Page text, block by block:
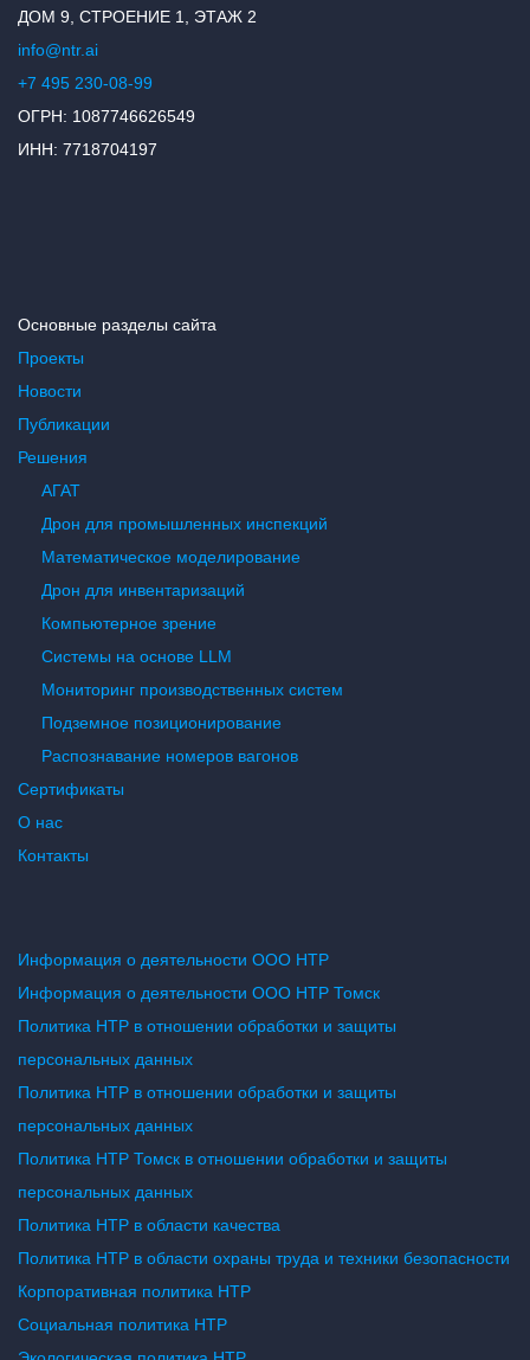
ДОМ 9, СТРОЕНИЕ 1, ЭТАЖ 2
info@ntr.ai
+7 495 230-08-99
ОГРН: 1087746626549
ИНН: 7718704197
Основные разделы сайта
Проекты
Новости
Публикации
Решения
АГАТ
Дрон для промышленных инспекций
Математическое моделирование
Дрон для инвентаризаций
Компьютерное зрение
Системы на основе LLM
Мониторинг производственных систем
Подземное позиционирование
Распознавание номеров вагонов
Сертификаты
О нас
Контакты
Информация о деятельности ООО НТР
Информация о деятельности ООО НТР Томск
Политика НТР в отношении обработки и защиты
персональных данных
Политика НТР в отношении обработки и защиты
персональных данных
Политика НТР Томск в отношении обработки и защиты
персональных данных
Политика НТР в области качества
Политика НТР в области охраны труда и техники безопасности
Корпоративная политика НТР
Социальная политика НТР